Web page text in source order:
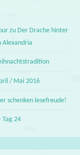
zu Der Drache hinter
Alexandria
/ Mai 2016
schenken lesefreude!
Tag 24